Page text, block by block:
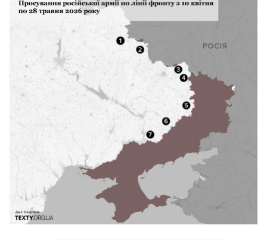
останніх років. Після минулої публікації
нас прийшло багато критиків, а після
цього ще більше хейтерів. Тому
пояснюємо, чому ми обрали саме такий
тип графіка.
Нам закидають, що «не можна
порівнювати два графіки — на верхньому
накопичення, на нижньому дані
потижнево». Ми вважаємо, що насправді
можна, якщо говорити не про абсолютні
числа верхньої кривої, а про НАХИЛ лінії.
Отже, ми дивимося на темп захоплення